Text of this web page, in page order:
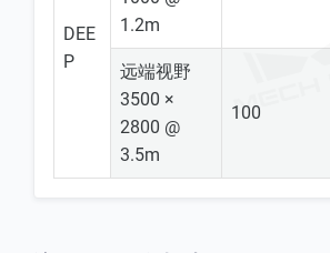
DEE
P
1.2m
远端视野
3500 ×
2800 @
3.5m
100